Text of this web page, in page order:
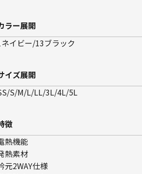
ラー展開
イビー/13ブラック
イズ展開
S/M/L/LL/3L/4L/5L
徴
熱機能
熱素材
元2WAY仕様